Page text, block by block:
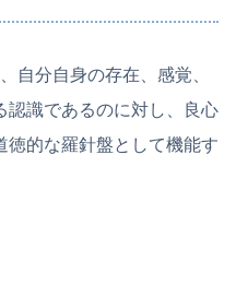
自分自身の存在、感覚、
認識であるのに対し、良心
徳的な羅針盤として機能す